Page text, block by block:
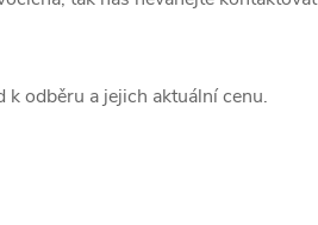
odběru a jejich aktuální cenu.